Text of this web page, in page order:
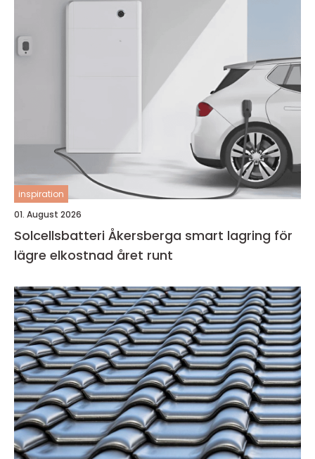
inspiration
01. August 2026
Solcellsbatteri Åkersberga smart lagring för
lägre elkostnad året runt